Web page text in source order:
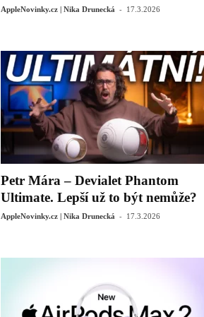
AppleNovinky.cz | Nika Drunecká - 17.3.2026
Petr Mára – Devialet Phantom
Ultimate. Lepší už to být nemůže?
AppleNovinky.cz | Nika Drunecká - 17.3.2026